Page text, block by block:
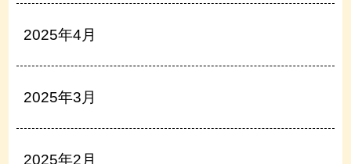
2025年4月
2025年3月
2025年2月